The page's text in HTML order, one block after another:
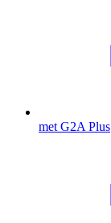
met G2A Plus